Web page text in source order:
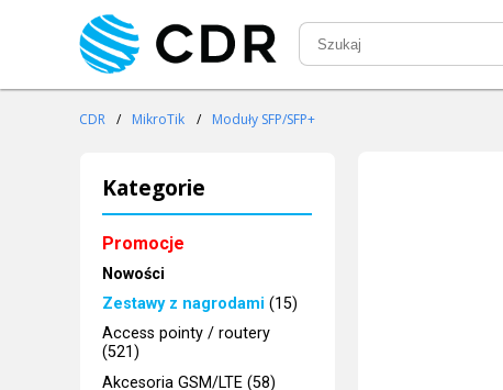
CDR / MikroTik / Moduły SFP/SFP+
Kategorie
Promocje
Nowości
Zestawy z nagrodami (15)
Access pointy / routery
(521)
Akcesoria GSM/LTE (58)